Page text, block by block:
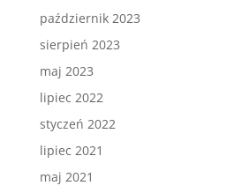
październik 2023
sierpień 2023
maj 2023
lipiec 2022
styczeń 2022
lipiec 2021
maj 2021